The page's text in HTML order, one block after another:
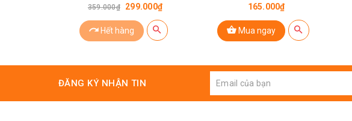
Điện áp cung cấp: 5 ~ 12VDC.
Tín hiệu ngõ vào: 4 chân in1, in2, in3, in4.
4 led hiển thị trạng thái hoạt động của động cơ.
Nhiệt độ hoạt động: -25℃ ~ +90℃
359.000₫ 299.000₫
Hết hàng
165.000₫
Mua ngay
ĐĂNG KÝ NHẬN TIN